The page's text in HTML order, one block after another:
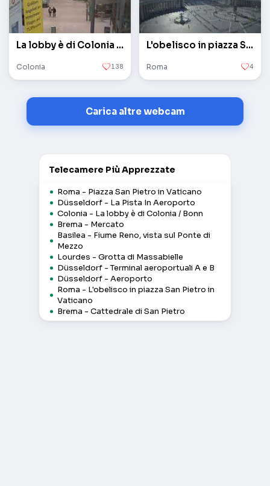
La lobby è di Colonia / Bonn
Colonia 138
L'obelisco in piazza San Pietro in Vaticano
Roma 4
Carica altre webcam
Telecamere Più Apprezzate
Roma - Piazza San Pietro in Vaticano
Düsseldorf - La Pista In Aeroporto
Colonia - La lobby è di Colonia / Bonn
Brema - Mercato
Basilea - Fiume Reno, vista sul Ponte di
Mezzo
Lourdes - Grotta di Massabielle
Düsseldorf - Terminal aeroportuali A e B
Düsseldorf - Aeroporto
Roma - L'obelisco in piazza San Pietro in
Vaticano
Brema - Cattedrale di San Pietro